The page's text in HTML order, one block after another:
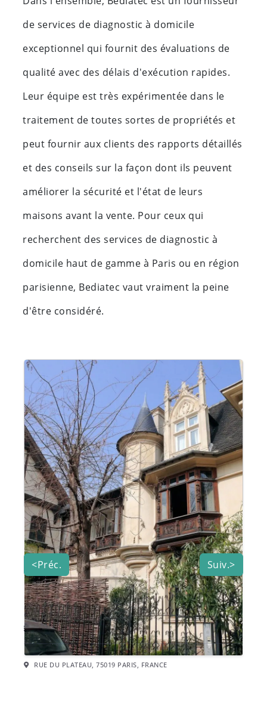
de services de diagnostic à domicile
exceptionnel qui fournit des évaluations de
qualité avec des délais d'exécution rapides.
Leur équipe est très expérimentée dans le
traitement de toutes sortes de propriétés et
peut fournir aux clients des rapports détaillés
et des conseils sur la façon dont ils peuvent
améliorer la sécurité et l'état de leurs
maisons avant la vente. Pour ceux qui
recherchent des services de diagnostic à
domicile haut de gamme à Paris ou en région
parisienne, Bediatec vaut vraiment la peine
d'être considéré.
<Préc. Suiv.>
LOCATION:
RUE DU PLATEAU, 75019 PARIS, FRANCE